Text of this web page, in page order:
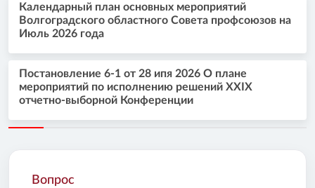
Календарный план основных мероприятий
Волгоградского областного Совета профсоюзов на
Июль 2026 года
Постановление 6-1 от 28 ипя 2026 О плане
мероприятий по исполнению решений XXIX
отчетно-выборной Конференции
Вопрос